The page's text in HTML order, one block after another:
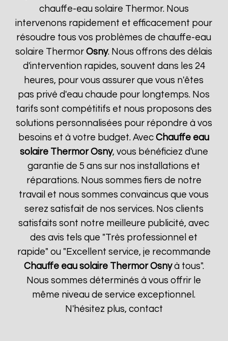
chauffe-eau solaire Thermor. Nous
intervenons rapidement et efficacement pour
résoudre tous vos problèmes de chauffe-eau
solaire ThermorOsny. Nous offrons des délais
d'intervention rapides, souvent dans les 24
heures, pour vous assurer que vous n'êtes
pas privé d'eau chaude pour longtemps. Nos
tarifs sont compétitifs et nous proposons des
solutions personnalisées pour répondre à vos
besoins et à votre budget. AvecChauffe eau
solaire Thermor Osny, vous bénéficiez d'une
garantie de 5 ans sur nos installations et
réparations. Nous sommes fiers de notre
travail et nous sommes convaincus que vous
serez satisfait de nos services. Nos clients
satisfaits sont notre meilleure publicité, avec
des avis tels que "Très professionnel et
rapide" ou "Excellent service, je recommande
Chauffe eau solaire Thermor Osnyà tous".
Nous sommes déterminés à vous offrir le
même niveau de service exceptionnel.
N'hésitez plus, contact